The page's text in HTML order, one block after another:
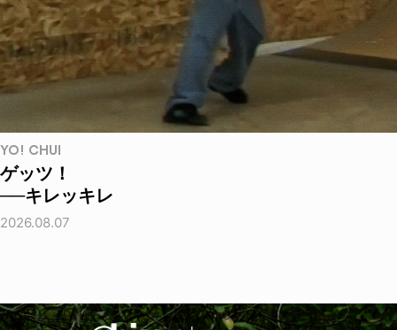
YO! CHUI
ゲッツ！
──キレッキレ
2026.08.07